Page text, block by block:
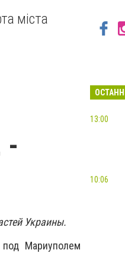
міста
-
Украины.
Мариуполем
13:00
10:06